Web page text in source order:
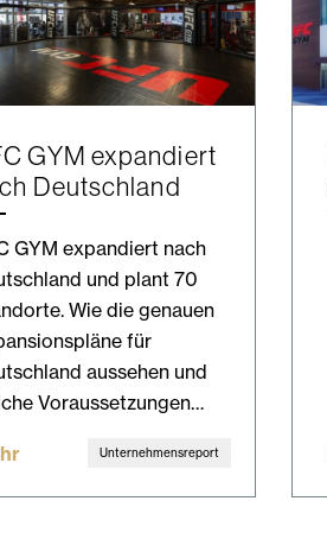
GYM expandiert
Deutschland
GYM expandiert nach
und plant 70
Wie die genauen
für
aussehen und
Voraussetzungen…
Unternehmensreport